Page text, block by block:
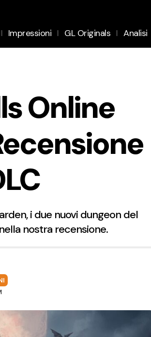
Impressioni GL Originals Analisi
Online
i due nuovi dungeon del
nostra recensione.